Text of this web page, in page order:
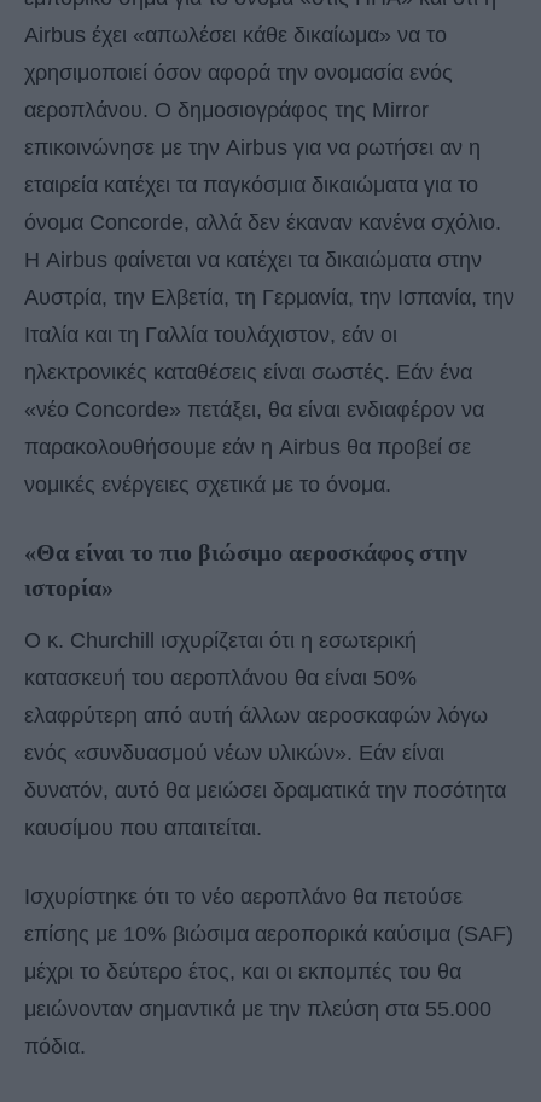
Airbus έχει «απωλέσει κάθε δικαίωμα» να το
χρησιμοποιεί όσον αφορά την ονομασία ενός
αεροπλάνου. Ο δημοσιογράφος της Mirror
επικοινώνησε με την Airbus για να ρωτήσει αν η
εταιρεία κατέχει τα παγκόσμια δικαιώματα για το
όνομα Concorde, αλλά δεν έκαναν κανένα σχόλιο.
Η Airbus φαίνεται να κατέχει τα δικαιώματα στην
Αυστρία, την Ελβετία, τη Γερμανία, την Ισπανία, την
Ιταλία και τη Γαλλία τουλάχιστον, εάν οι
ηλεκτρονικές καταθέσεις είναι σωστές. Εάν ένα
«νέο Concorde» πετάξει, θα είναι ενδιαφέρον να
παρακολουθήσουμε εάν η Airbus θα προβεί σε
νομικές ενέργειες σχετικά με το όνομα.
«Θα είναι το πιο βιώσιμο αεροσκάφος στην
ιστορία»
Ο κ. Churchill ισχυρίζεται ότι η εσωτερική
κατασκευή του αεροπλάνου θα είναι 50%
ελαφρύτερη από αυτή άλλων αεροσκαφών λόγω
ενός «συνδυασμού νέων υλικών». Εάν είναι
δυνατόν, αυτό θα μειώσει δραματικά την ποσότητα
καυσίμου που απαιτείται.
Ισχυρίστηκε ότι το νέο αεροπλάνο θα πετούσε
επίσης με 10% βιώσιμα αεροπορικά καύσιμα (SAF)
μέχρι το δεύτερο έτος, και οι εκπομπές του θα
μειώνονταν σημαντικά με την πλεύση στα 55.000
πόδια.